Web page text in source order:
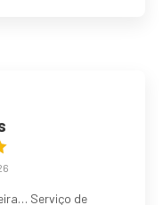
Serviço de